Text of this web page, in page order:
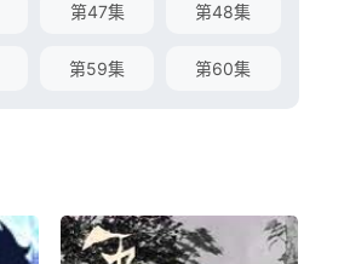
第47集 第48集
第59集 第60集